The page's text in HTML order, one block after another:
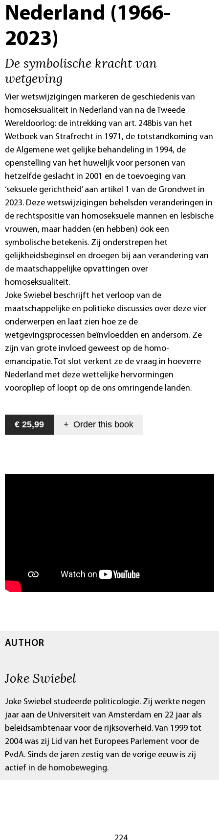
Nederland (1966-
2023)
De symbolische kracht van
wetgeving
Vier wetswijzigingen markeren de geschiedenis van
homoseksualiteit in Nederland van na de Tweede
Wereldoorlog: de intrekking van art. 248bis van het
Wetboek van Strafrecht in 1971, de totstandkoming van
de Algemene wet gelijke behandeling in 1994, de
openstelling van het huwelijk voor personen van
hetzelfde geslacht in 2001 en de toevoeging van
‘seksuele gerichtheid’ aan artikel 1 van de Grondwet in
2023. Deze wetswijzigingen behelsden veranderingen in
de rechtspositie van homoseksuele mannen en lesbische
vrouwen, maar hadden (en hebben) ook een
symbolische betekenis. Zij onderstrepen het
gelijkheidsbeginsel en droegen bij aan verandering van
de maatschappelijke opvattingen over
homoseksualiteit.
Joke Swiebel beschrijft het verloop van de
maatschappelijke en politieke discussies over deze vier
onderwerpen en laat zien hoe ze de
wetgevingsprocessen beïnvloedden en andersom. Ze
zijn van grote invloed geweest op de homo-
emancipatie. Tot slot verkent ze de vraag in hoeverre
Nederland met deze wettelijke hervormingen
vooropliep of loopt op de ons omringende landen.
€ 25,99 + Order this book
AUTHOR
Joke Swiebel
Joke Swiebel studeerde politicologie. Zij werkte negen
jaar aan de Universiteit van Amsterdam en 22 jaar als
beleidsambtenaar voor de rijksoverheid. Van 1999 tot
2004 was zij Lid van het Europees Parlement voor de
PvdA. Sinds de jaren zestig van de vorige eeuw is zij
actief in de homobeweging.
224